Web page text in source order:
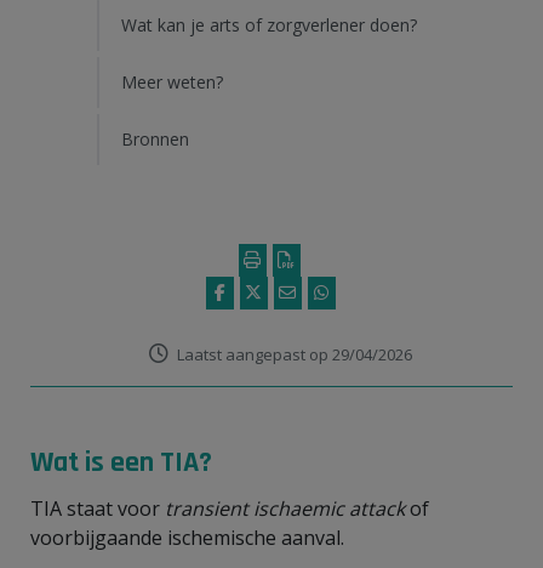
Wat kan je arts of zorgverlener doen?
Meer weten?
Bronnen
Laatst aangepast op 29/04/2026
Wat is een TIA?
TIA staat voor transient ischaemic attackof
voorbijgaande ischemische aanval.